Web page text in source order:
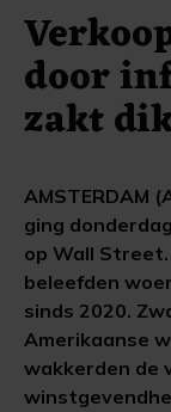
door
zakt
AMSTERDAM
ging
op Wall
beleefden
sinds 2020.
Amerikaanse
wakkerden de